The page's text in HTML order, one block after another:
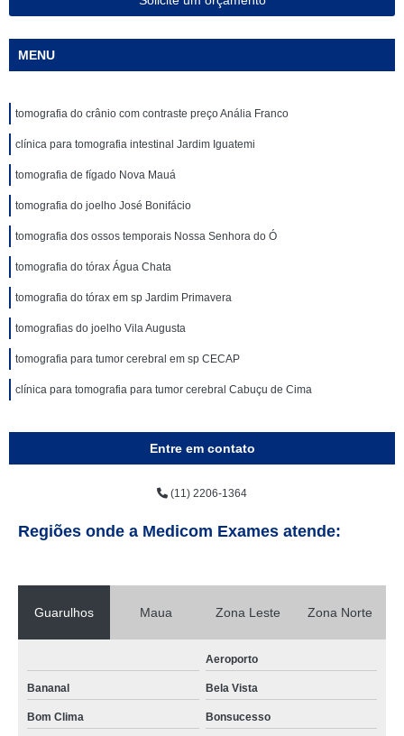
MENU
tomografia do crânio com contraste preço Anália Franco
clínica para tomografia intestinal Jardim Iguatemi
tomografia de fígado Nova Mauá
tomografia do joelho José Bonifácio
tomografia dos ossos temporais Nossa Senhora do Ó
tomografia do tórax Água Chata
tomografia do tórax em sp Jardim Primavera
tomografias do joelho Vila Augusta
tomografia para tumor cerebral em sp CECAP
clínica para tomografia para tumor cerebral Cabuçu de Cima
Entre em contato
(11) 2206-1364
Regiões onde a Medicom Exames atende:
Guarulhos Maua Zona Leste Zona Norte
Aeroporto
Bananal Bela Vista
Bom Clima Bonsucesso